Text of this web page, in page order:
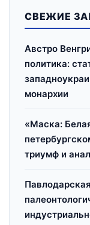
СВЕЖИЕ
Австро
политика:
монархии
«Маска:
триумф и